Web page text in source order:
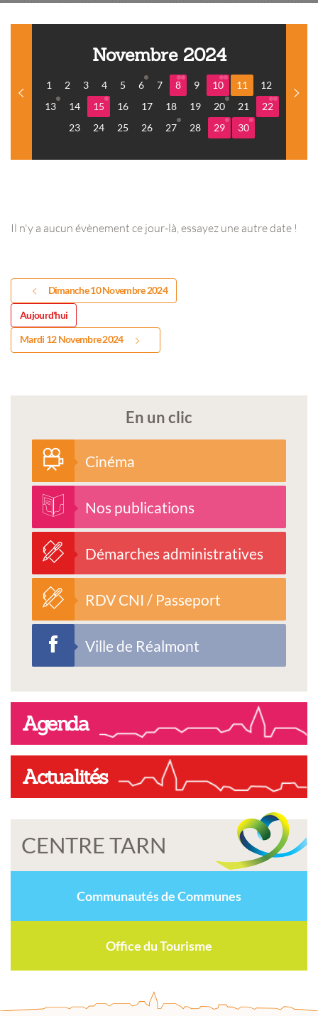
Novembre 2024
1 2 3 4 5 6 7 8 9 10 11
12
13
14 15 16 17 18 19 20 21
22
23
24 25 26 27 28 29 30
Il n'y a aucun évènement ce jour-là, essayez une autre date !
Dimanche 10 Novembre 2024
Aujourd'hui
Mardi 12 Novembre 2024
En un clic
Cinéma
Nos publications
Démarches administratives
RDV CNI / Passeport
Ville de Réalmont
Agenda
Actualités
CENTRE TARN
Communautés de Communes
Office du Tourisme